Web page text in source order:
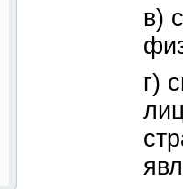
в)
г)